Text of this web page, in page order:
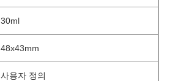
30ml
48x43mm
사용자 정의